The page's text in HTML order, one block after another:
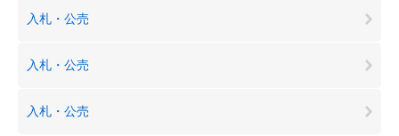
入札・公売
入札・公売
入札・公売